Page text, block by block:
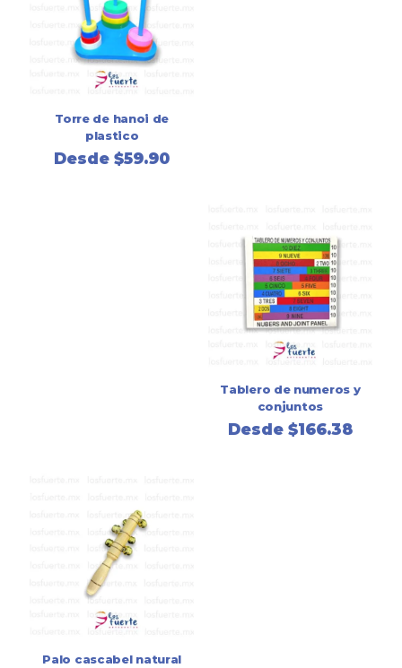
Torre de hanoi de
plastico
Desde$59.90
Tablero de numeros y
conjuntos
Desde $166.38
Palo cascabel natural